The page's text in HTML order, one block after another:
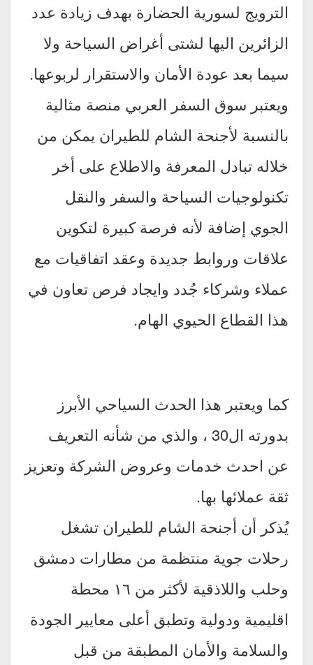
الترويج لسورية الحضارة بهدف زيادة عدد
الزائرين اليها لشتى أغراض السياحة ولا
سيما بعد عودة الأمان والاستقرار لربوعها.
ويعتبر سوق السفر العربي منصة مثالية
بالنسبة لأجنحة الشام للطيران يمكن من
خلاله تبادل المعرفة والاطلاع على أخر
تكنولوجيات السياحة والسفر والنقل
الجوي إضافة لأنه فرصة كبيرة لتكوين
علاقات وروابط جديدة وعقد اتفاقيات مع
عملاء وشركاء جُدد وايجاد فرص تعاون في
هذا القطاع الحيوي الهام.
كما ويعتبر هذا الحدث السياحي الأبرز
بدورته ال30 ، والذي من شأنه التعريف
عن احدث خدمات وعروض الشركة وتعزيز
ثقة عملائها بها.
يُذكر أن أجنحة الشام للطيران تشغل
رحلات جوية منتظمة من مطارات دمشق
وحلب واللاذقية لأكثر من ١٦ محطة
اقليمية ودولية وتطبق أعلى معايير الجودة
والسلامة والأمان المطبقة من قبل